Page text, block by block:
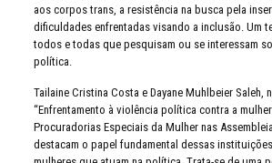
aos corpos trans, a resistência na busca pela
dificuldades enfrentadas visando a inclusão. Um
todos e todas que pesquisam ou se interessam
política.
Tailaine Cristina Costa e Dayane Muhlbeier Saleh,
“Enfrentamento à violência política contra a
Procuradorias Especiais da Mulher nas
destacam o papel fundamental dessas